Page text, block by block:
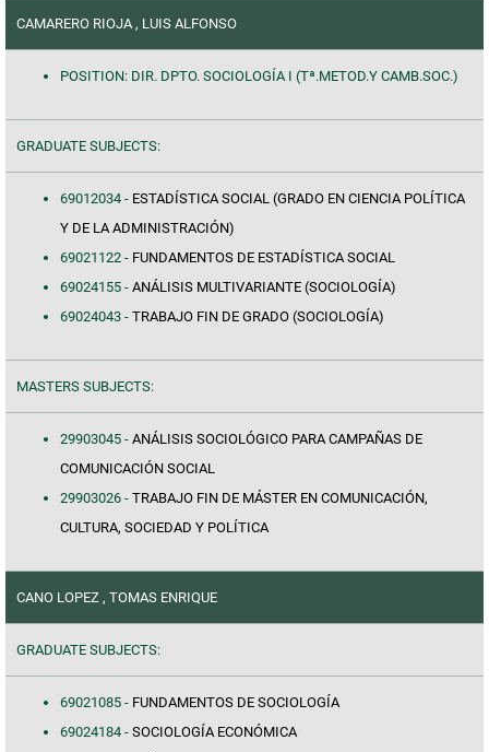
CAMARERO RIOJA , LUIS ALFONSO
POSITION: DIR. DPTO. SOCIOLOGÍA I (Tª.METOD.Y CAMB.SOC.)
GRADUATE SUBJECTS:
69012034 - ESTADÍSTICA SOCIAL (GRADO EN CIENCIA POLÍTICA
Y DE LA ADMINISTRACIÓN)
69021122 - FUNDAMENTOS DE ESTADÍSTICA SOCIAL
69024155 - ANÁLISIS MULTIVARIANTE (SOCIOLOGÍA)
69024043 - TRABAJO FIN DE GRADO (SOCIOLOGÍA)
MASTERS SUBJECTS:
29903045 - ANÁLISIS SOCIOLÓGICO PARA CAMPAÑAS DE
COMUNICACIÓN SOCIAL
29903026 - TRABAJO FIN DE MÁSTER EN COMUNICACIÓN,
CULTURA, SOCIEDAD Y POLÍTICA
CANO LOPEZ , TOMAS ENRIQUE
GRADUATE SUBJECTS:
69021085 - FUNDAMENTOS DE SOCIOLOGÍA
69024184 - SOCIOLOGÍA ECONÓMICA